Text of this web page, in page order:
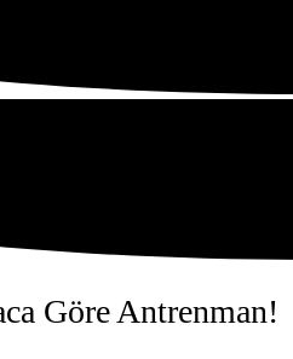
Göre Antrenman!